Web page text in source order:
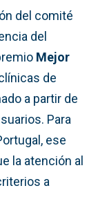
del comité
del
Mejor
de
a partir de
Para
ese
la atención al
a